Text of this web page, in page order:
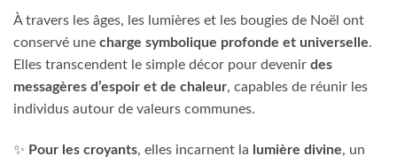
À travers les âges, les lumières et les bougies de Noël ont
conservé une charge symbolique profonde et universelle.
Elles transcendent le simple décor pour devenir des
messagères d’espoir et de chaleur, capables de réunir les
individus autour de valeurs communes.
✨ Pour les croyants, elles incarnent la lumière divine, un